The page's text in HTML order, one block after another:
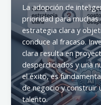
Empresariales
La adopción de
prioridad para
estrategia clara y
conduce al fracaso.
clara resulta en
desperdiciados y una
el éxito, es
de negocio y construir
talento.